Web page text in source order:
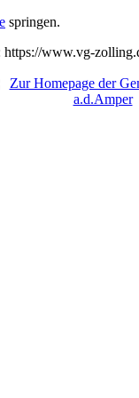
springen.
https://www.vg-